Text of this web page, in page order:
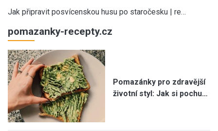
Jak připravit posvícenskou husu po staročesku | re…
pomazanky-recepty.cz
Pomazánky pro zdravější
životní styl: Jak si pochu…